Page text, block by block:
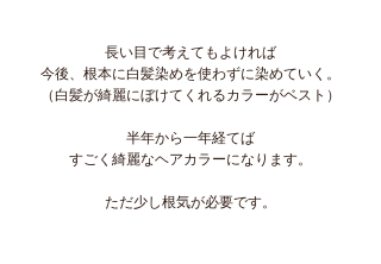
長い目で考えてもよければ
今後、根本に白髪染めを使わずに染めていく。
（白髪が綺麗にぼけてくれるカラーがベスト）
半年から一年経てば
すごく綺麗なヘアカラーになります。
ただ少し根気が必要です。